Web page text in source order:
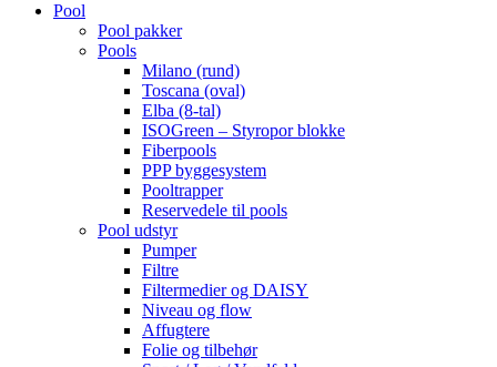
Pool
Pool pakker
Pools
Milano (rund)
Toscana (oval)
Elba (8-tal)
ISOGreen – Styropor blokke
Fiberpools
PPP byggesystem
Pooltrapper
Reservedele til pools
Pool udstyr
Pumper
Filtre
Filtermedier og DAISY
Niveau og flow
Affugtere
Folie og tilbehør